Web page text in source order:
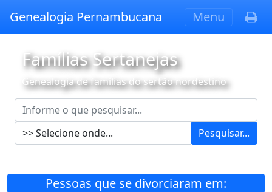
Genealogia Pernambucana Menu
Famílias Sertanejas
Genealogia de famílias do sertão nordestino
Pesquisar...
Pessoas que se divorciaram em: